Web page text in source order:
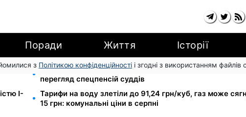
Поради Життя Історії
з Політикою конфіденційності і згодні з використанням файлів
Пенсійна реформа у вересні: добровільні накопичення
перегляд спецпенсій суддів
I-
Тарифи на воду злетіли до 91,24 грн/куб, газ може
15 грн: комунальні ціни в серпні